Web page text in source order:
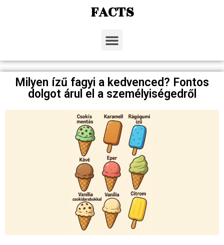
FACTS
Milyen ízű fagyi a kedvenced? Fontos
dolgot árul el a személyiségedről